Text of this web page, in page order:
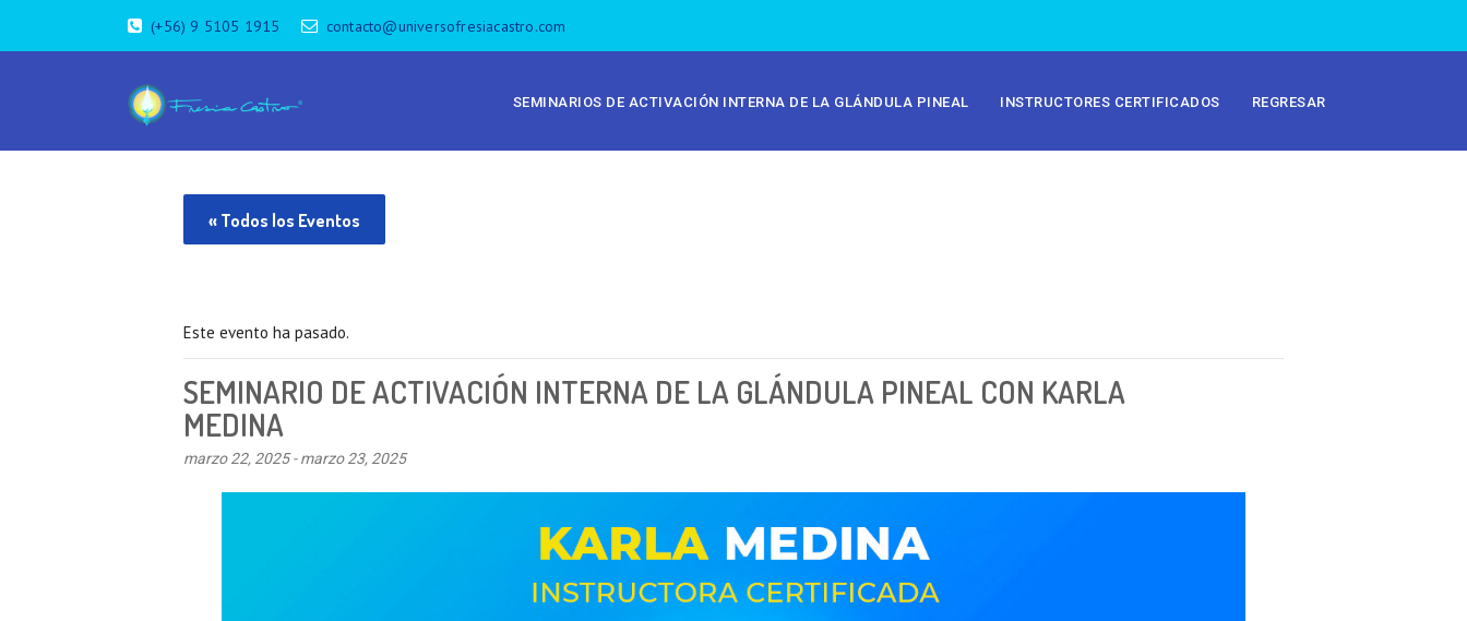
(+56) 9 5105 1915 contacto@universofresiacastro.com
SEMINARIOS DE ACTIVACIÓN INTERNA DE LA GLÁNDULA PINEAL INSTRUCTORES CERTIFICADOS REGRESAR
« Todos los Eventos
Este evento ha pasado.
SEMINARIO DE ACTIVACIÓN INTERNA DE LA GLÁNDULA PINEAL CON KARLA
MEDINA
marzo 22, 2025-marzo 23, 2025